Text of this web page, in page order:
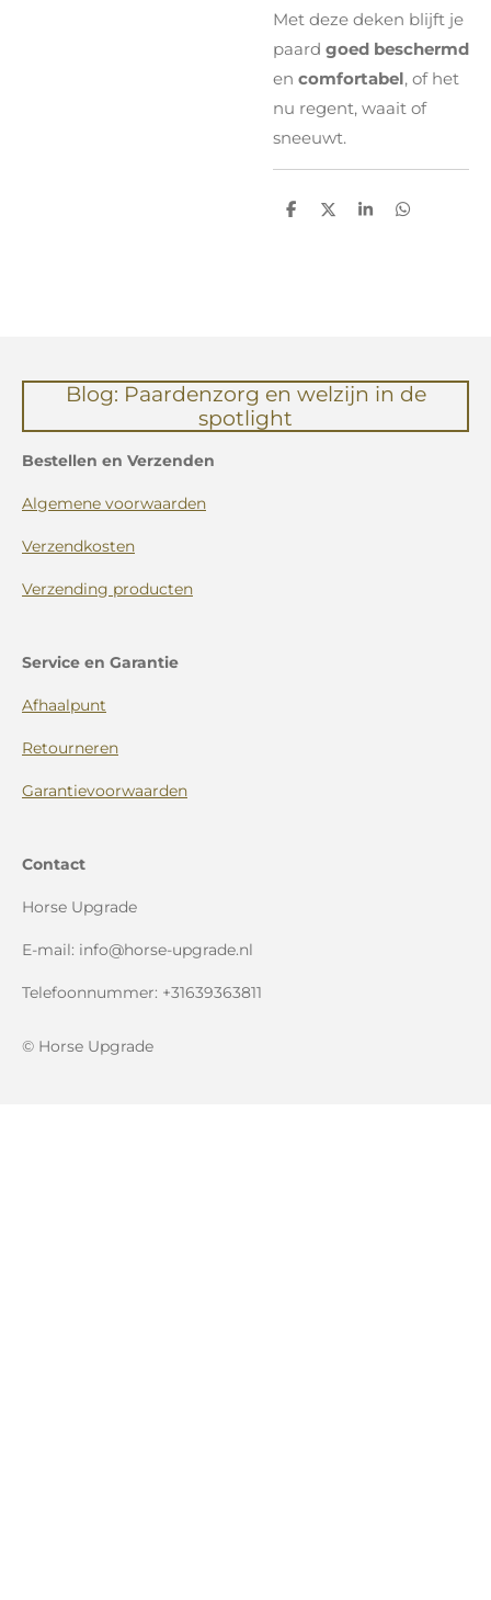
Met deze deken blijft je
paard goed beschermd
en comfortabel, of het
nu regent, waait of
sneeuwt.
D
D
S
D
Blog: Paardenzorg en welzijn in de
spotlight
Bestellen en Verzenden
Algemene voorwaarden
Verzendkosten
Verzending producten
Service en Garantie
Afhaalpunt
Retourneren
Garantievoorwaarden
Contact
Horse Upgrade
E-mail: info@horse-upgrade.nl
Telefoonnummer: +31639363811
© Horse Upgrade